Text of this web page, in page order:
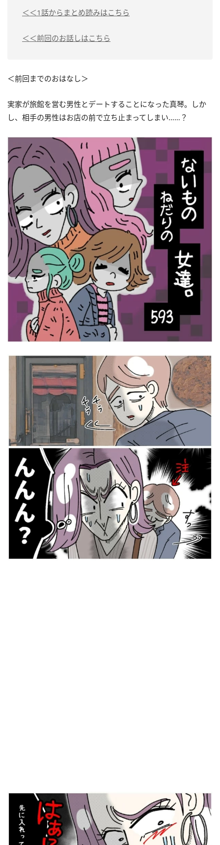
＜＜1話からまとめ読みはこちら
＜＜前回のお話しはこちら
＜前回までのおはなし＞
実家が旅館を営む男性とデートすることになった真琴。しか
し、相手の男性はお店の前で立ち止まってしまい……？